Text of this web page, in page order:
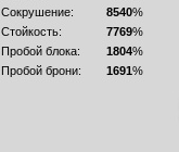
Сокрушение:
8540%
Стойкость:
7769%
Пробой блока:
1804%
Пробой брони:
1691%